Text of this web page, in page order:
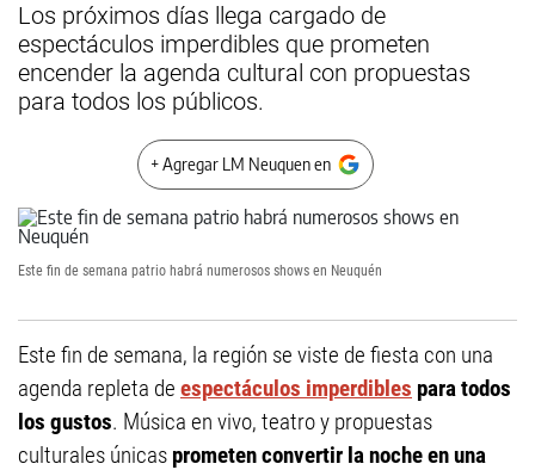
Los próximos días llega cargado de
espectáculos imperdibles que prometen
encender la agenda cultural con propuestas
para todos los públicos.
+ Agregar LM Neuquen en
Este fin de semana patrio habrá numerosos shows en Neuquén
Este fin de semana, la región se viste de fiesta con una
agenda repleta de espectáculos imperdibles para todos
los gustos. Música en vivo, teatro y propuestas
culturales únicas prometen convertir la noche en una